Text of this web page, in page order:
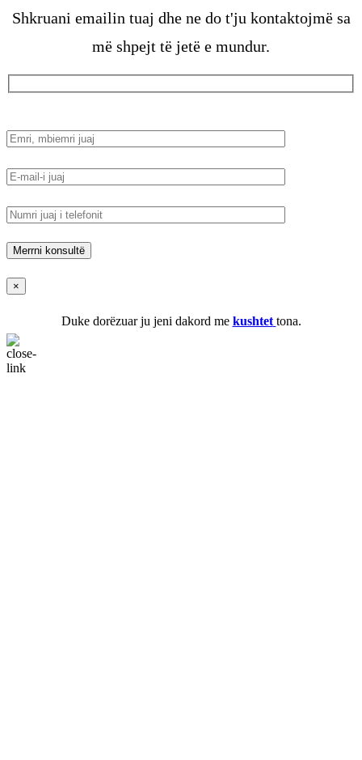
Shkruani emailin tuaj dhe ne do t'ju kontaktojmë sa
më shpejt të jetë e mundur.
×
Duke dorëzuar ju jeni dakord me kushtet tona.